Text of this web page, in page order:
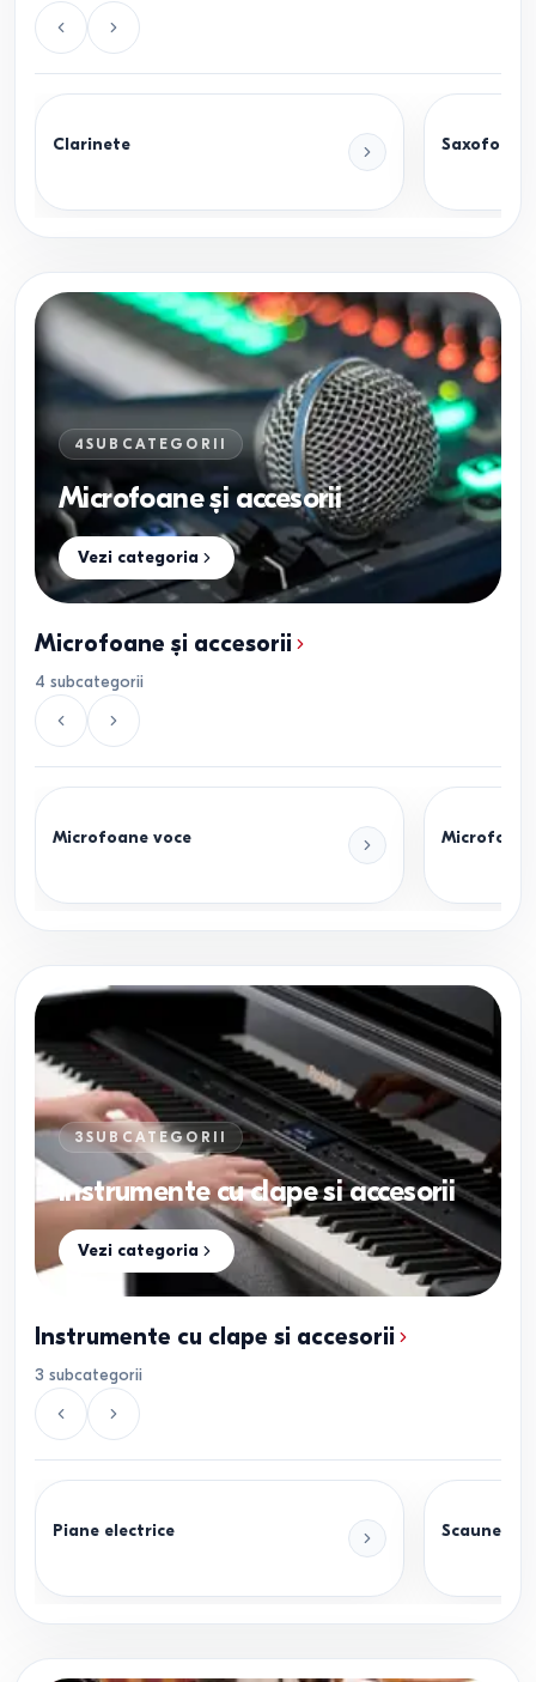
Clarinete Saxofoane
4SUBCATEGORII
Microfoane și accesorii
Vezi categoria
Microfoane și accesorii
4 subcategorii
Microfoane voce
3SUBCATEGORII
Instrumente cu clape si accesorii
Vezi categoria
Instrumente cu clape si accesorii
3 subcategorii
Piane electrice Scaune